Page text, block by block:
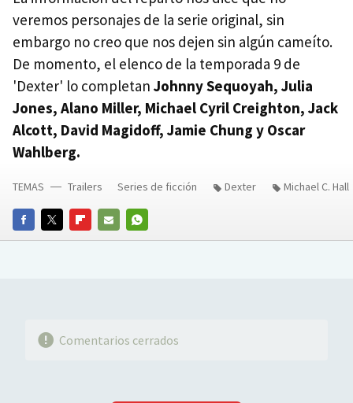
veremos personajes de la serie original, sin
embargo no creo que nos dejen sin algún cameíto.
De momento, el elenco de la temporada 9 de
'Dexter' lo completan Johnny Sequoyah, Julia
Jones, Alano Miller, Michael Cyril Creighton, Jack
Alcott, David Magidoff, Jamie Chung y Oscar
Wahlberg.
FACEBOOKTWITTERFLIPBOARD
E-
WHATSAPP
TEMAS Trailers Series de ficción Dexter Michael C. Hall
Comentarios cerrados